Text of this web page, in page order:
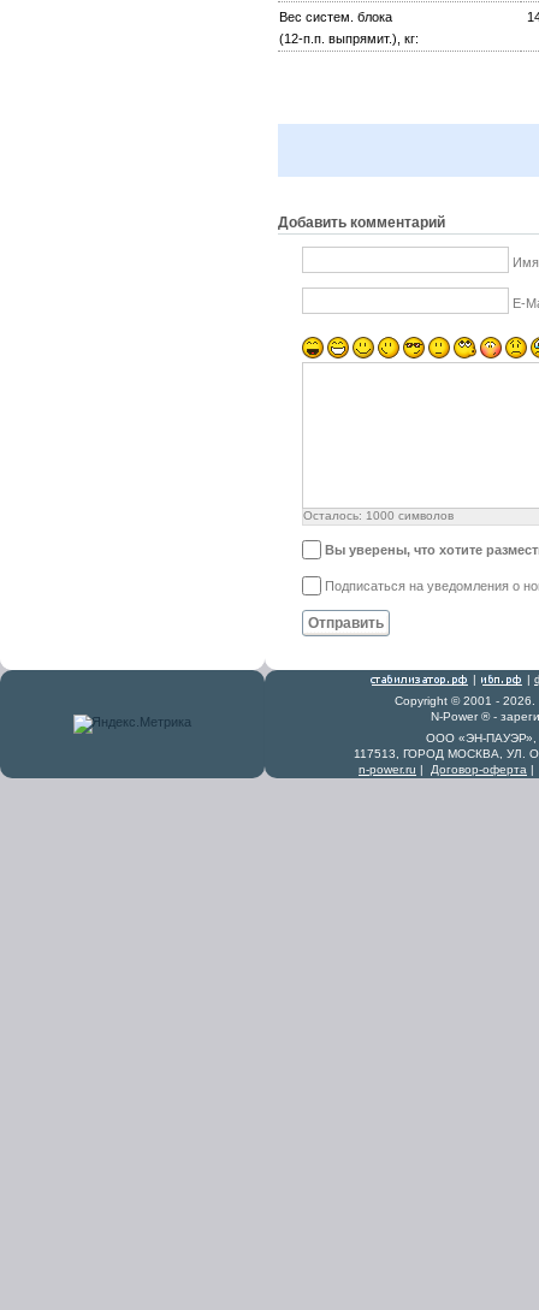
Вес систем. блока
(12-п.п. выпрямит.), кг:
Добавить комментарий
Имя
E-
Осталось: 1000 символов
Вы уверены, что хотите
Подписаться на уведомления о
Отправить
| |
Copyright © 2001 -
N-Power ® -
ООО «ЭН-ПАУЭР»,
117513, ГОРОД МОСКВА, УЛ.
n-power.ru | Договор-оферта